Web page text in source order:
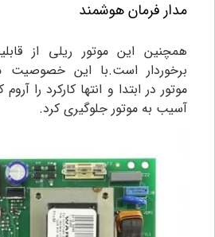
مدار فرمان هوشمند
همچنین این موتور ریلی از
برخوردار است.با این
موتور در ابتدا و انتها کارکرد را
آسیب به موتور جلوگیری کرد.